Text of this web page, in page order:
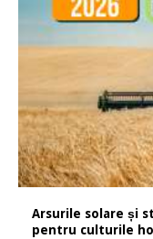
Arsurile solare și
pentru culturile